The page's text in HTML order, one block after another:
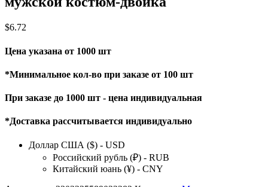
$6.72
Цена указана от 1000 шт
*Минимальное кол-во при заказе от 100 шт
При заказе до 1000 шт - цена индивидуальная
*Доставка рассчитывается индивидуально
Доллар США ($) - USD
Российский рубль (₽) - RUB
Китайский юань (¥) - CNY